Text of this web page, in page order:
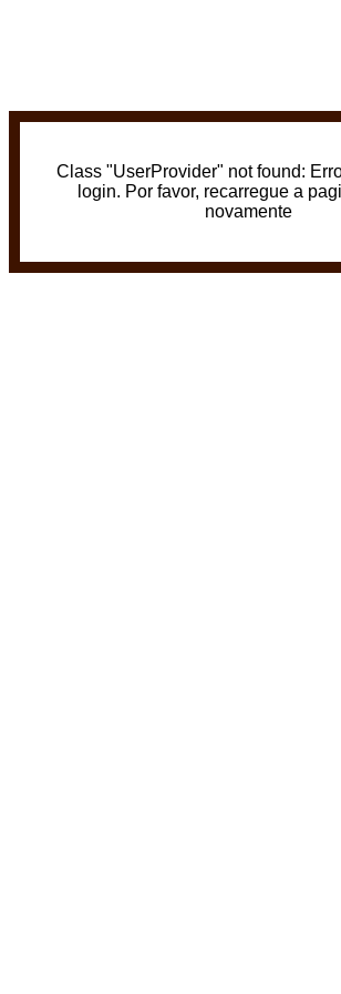
Class "UserProvider" not found:
login. Por favor, recarregue a
novamente